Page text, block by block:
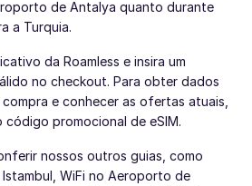
de Antalya quanto durante
a Turquia.
da Roamless e insira um
no checkout. Para obter dados
e conhecer as ofertas atuais,
promocional de eSIM.
nossos outros guias, como
WiFi no Aeroporto de